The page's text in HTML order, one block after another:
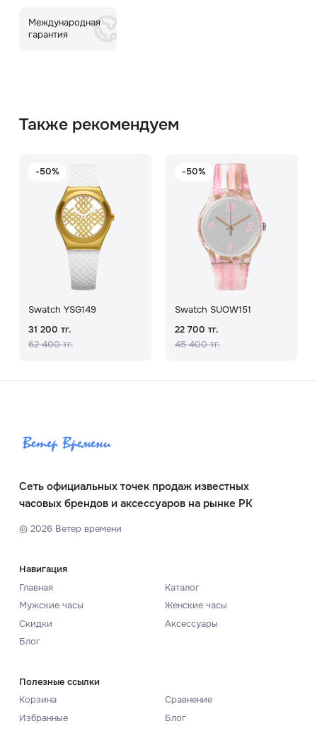
Международная
гарантия
Также рекомендуем
-50%
Swatch YSG149
31 200 тг.
62 400 тг.
-50%
Swatch SUOW151
22 700 тг.
45 400 тг.
Сеть официальных точек продаж известных
часовых брендов и аксессуаров на рынке РК
© 2026Ветер времени
Навигация
Главная
Каталог
Мужские часы
Женские часы
Скидки
Аксессуары
Блог
Полезные ссылки
Корзина
Сравнение
Избранные
Блог